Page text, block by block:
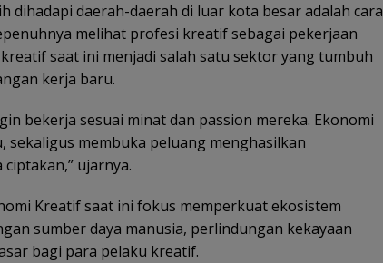
dihadapi daerah-daerah di luar kota besar adalah cara
melihat profesi kreatif sebagai pekerjaan
saat ini menjadi salah satu sektor yang tumbuh
kerja baru.
bekerja sesuai minat dan passion mereka. Ekonomi
membuka peluang menghasilkan
ujarnya.
Kreatif saat ini fokus memperkuat ekosistem
sumber daya manusia, perlindungan kekayaan
bagi para pelaku kreatif.